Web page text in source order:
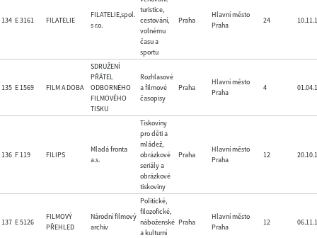
134 E 3161 FILATELIE
FILATELIE,spol.
s r.o.
turistice,
cestování,
volnému
času a
sportu
Praha
Hlavní město
Praha
24
135 E 1569 FILM A DOBA
SDRUŽENÍ
PŘÁTEL
ODBORNÉHO
FILMOVÉHO
TISKU
Rozhlasové
a filmové
časopisy
Praha
Hlavní město
Praha
4
136 F 119 FILIPS
Mladá fronta
a.s.
Tiskoviny
pro děti a
mládež,
obrázkové
seriály a
obrázkové
tiskoviny
Praha
Hlavní město
Praha
12
137 E 5126
FILMOVÝ
PŘEHLED
Národní filmový
archiv
Politické,
filozofické,
náboženské
a kulturní
Praha
Hlavní město
Praha
12